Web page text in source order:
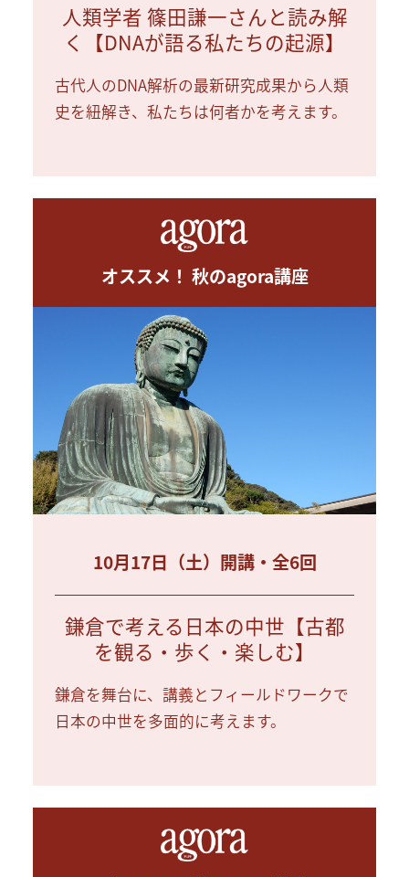
人類学者 篠田謙一さんと読み解
く【DNAが語る私たちの起源】
古代人のDNA解析の最新研究成果から人類
史を紐解き、私たちは何者かを考えます。
オススメ！ 秋のagora講座
10月17日（土）開講・全6回
鎌倉で考える日本の中世【古都
を観る・歩く・楽しむ】
鎌倉を舞台に、講義とフィールドワークで
日本の中世を多面的に考えます。